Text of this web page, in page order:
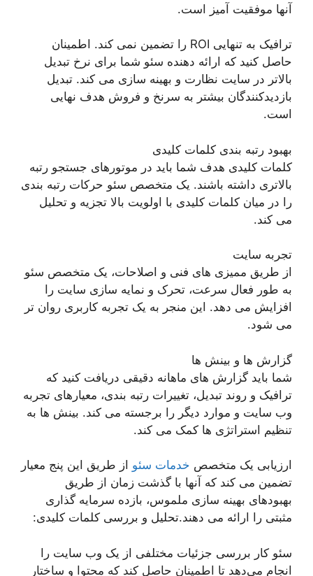
آنها موفقیت آمیز است.
ترافیک به تنهایی ROI را تضمین نمی کند. اطمینان
حاصل کنید که ارائه دهنده سئو شما برای نرخ تبدیل
بالاتر در سایت نظارت و بهینه سازی می کند. تبدیل
بازدیدکنندگان بیشتر به سرنخ و فروش هدف نهایی
است.
بهبود رتبه بندی کلمات کلیدی
کلمات کلیدی هدف شما باید در موتورهای جستجو رتبه
بالاتری داشته باشند. یک متخصص سئو حرکات رتبه بندی
را در میان کلمات کلیدی با اولویت بالا تجزیه و تحلیل
می کند.
تجربه سایت
از طریق ممیزی های فنی و اصلاحات، یک متخصص سئو
به طور فعال سرعت، تحرک و نمایه سازی سایت را
افزایش می دهد. این منجر به یک تجربه کاربری روان تر
می شود.
گزارش ها و بینش ها
شما باید گزارش های ماهانه دقیقی دریافت کنید که
ترافیک و روند تبدیل، تغییرات رتبه بندی، معیارهای تجربه
وب سایت و موارد دیگر را برجسته می کند. بینش ها به
تنظیم استراتژی ها کمک می کند.
ارزیابی یک متخصص خدمات سئو از طریق این پنج معیار
تضمین می کند که آنها با گذشت زمان از طریق
بهبودهای بهینه سازی ملموس، بازده سرمایه گذاری
مثبتی را ارائه می دهند.تحلیل و بررسی کلمات کلیدی:
سئو کار بررسی جزئیات مختلفی از یک وب سایت را
انجام می‌دهد تا اطمینان حاصل کند که محتوا و ساختار